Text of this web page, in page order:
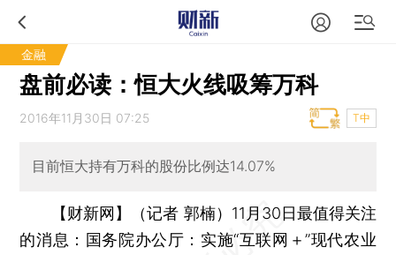
金融
盘前必读：恒大火线吸筹万科
2016年11月30日 07:25 T中
目前恒大持有万科的股份比例达14.07%
【财新网】（记者 郭楠） 11月30日最值得关注
的消息：国务院办公厅：实施“互联网＋”现代农业